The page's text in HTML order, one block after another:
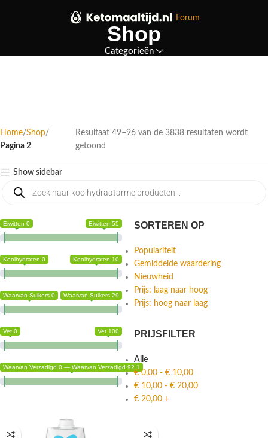
Forum
Shop
Categorieën
Home Shop
Pagina 2
Resultaat 49–96 van de 3838 resultaten wordt
getoond
Show sidebar
Eiwitten 0 Eiwitten 55
Koolhydraten 0 Koolhydraten 10
Waarvan Suikers 0 Waarvan Suikers 29
Vet 0 Vet 100
Waarvan Verzadigd 0 — Waarvan Verzadigd 92.1
SORTEREN OP
Populariteit
Gemiddelde waardering
Nieuwheid
Prijs: laag naar hoog
Prijs: hoog naar laag
PRIJSFILTER
Alle
€0,00 - € 10,00
€ 10,00 - € 20,00
€ 20,00 +